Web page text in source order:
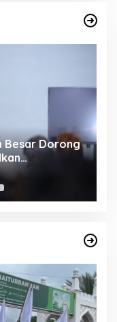
Besar Dorong